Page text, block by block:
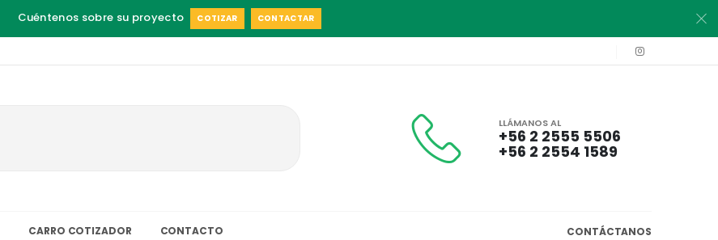
Cuéntenos sobre su proyecto COTIZAR CONTACTAR
LLÁMANOS AL
+56 2 2555 5506
+56 2 2554 1589
CARRO COTIZADOR CONTACTO CONTÁCTANOS